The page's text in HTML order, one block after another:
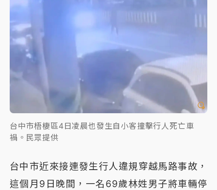
台中市梧棲區4日凌晨也發生自小客撞擊行人死亡車
禍。民眾提供
台中市近來接連發生行人違規穿越馬路事故，
這個月9日晚間，一名69歲林姓男子將車輛停